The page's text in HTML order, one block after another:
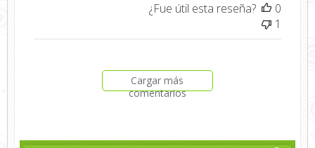
¿Fue útil esta reseña?
0
1
Cargar más
comentarios